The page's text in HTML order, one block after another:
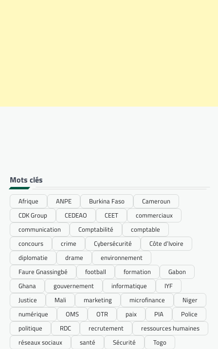
Mots clés
Afrique ANPE Burkina Faso
Cameroun
CDK Group
CEDEAO CEET
commerciaux
communication
Comptabilité
comptable
concours
crime Cybersécurité
Côte d’Ivoire
diplomatie
drame
environnement
Faure Gnassingbé
football formation
Gabon
Ghana
gouvernement informatique
IYF
Justice
Mali marketing microfinance
Niger
numérique
OMS OTR paix PIA
Police
politique
RDC recrutement
ressources humaines
réseaux sociaux
santé Sécurité Togo